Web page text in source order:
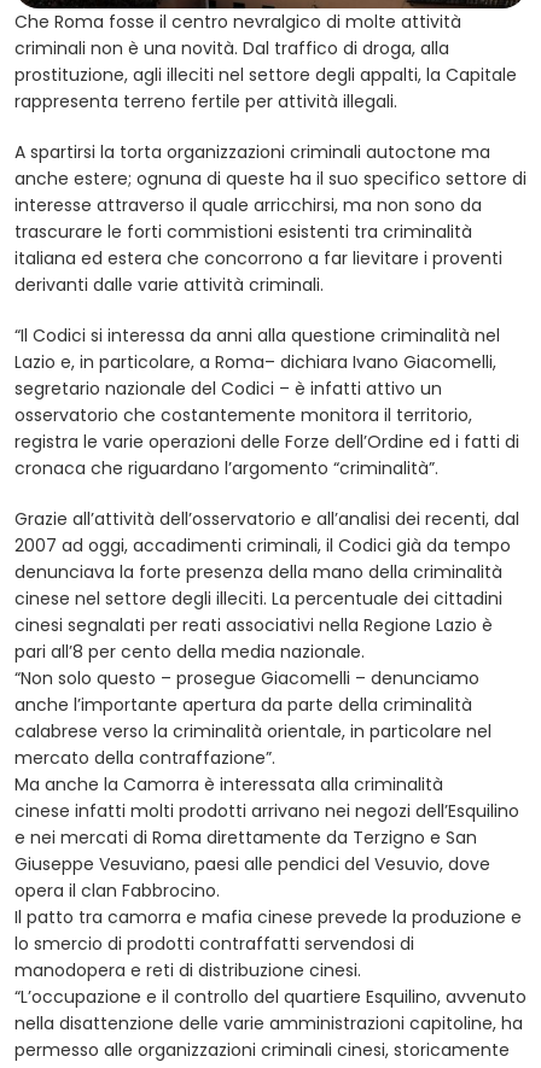
Che Roma fosse il centro nevralgico di molte attività
criminali non è una novità. Dal traffico di droga, alla
prostituzione, agli illeciti nel settore degli appalti, la Capitale
rappresenta terreno fertile per attività illegali.
A spartirsi la torta organizzazioni criminali autoctone ma
anche estere; ognuna di queste ha il suo specifico settore di
interesse attraverso il quale arricchirsi, ma non sono da
trascurare le forti commistioni esistenti tra criminalità
italiana ed estera che concorrono a far lievitare i proventi
derivanti dalle varie attività criminali.
“Il Codici si interessa da anni alla questione criminalità nel
Lazio e, in particolare, a Roma– dichiara Ivano Giacomelli,
segretario nazionale del Codici – è infatti attivo un
osservatorio che costantemente monitora il territorio,
registra le varie operazioni delle Forze dell’Ordine ed i fatti di
cronaca che riguardano l’argomento “criminalità”.
Grazie all’attività dell’osservatorio e all’analisi dei recenti, dal
2007 ad oggi, accadimenti criminali, il Codici già da tempo
denunciava la forte presenza della mano della criminalità
cinese nel settore degli illeciti. La percentuale dei cittadini
cinesi segnalati per reati associativi nella Regione Lazio è
pari all’8 per cento della media nazionale.
“Non solo questo – prosegue Giacomelli – denunciamo
anche l’importante apertura da parte della criminalità
calabrese verso la criminalità orientale, in particolare nel
mercato della contraffazione”.
Ma anche la Camorra è interessata alla criminalità
cinese infatti molti prodotti arrivano nei negozi dell’Esquilino
e nei mercati di Roma direttamente da Terzigno e San
Giuseppe Vesuviano, paesi alle pendici del Vesuvio, dove
opera il clan Fabbrocino.
Il patto tra camorra e mafia cinese prevede la produzione e
lo smercio di prodotti contraffatti servendosi di
manodopera e reti di distribuzione cinesi.
“L’occupazione e il controllo del quartiere Esquilino, avvenuto
nella disattenzione delle varie amministrazioni capitoline, ha
permesso alle organizzazioni criminali cinesi, storicamente